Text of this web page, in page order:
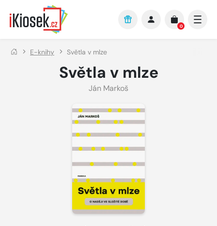
Přejít na hlavní obsah
0
E-knihy Světla v mlze
Světla v mlze
Ján Markoš